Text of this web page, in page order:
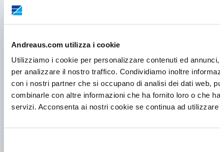
Andreaus.com utilizza i cookie
Utilizziamo i cookie per personalizzare contenuti ed
per analizzare il nostro traffico. Condividiamo inoltre
con i nostri partner che si occupano di analisi dei dati web,
combinarle con altre informazioni che ha fornito loro o che
servizi. Acconsenta ai nostri cookie se continua ad
Serie
ECL